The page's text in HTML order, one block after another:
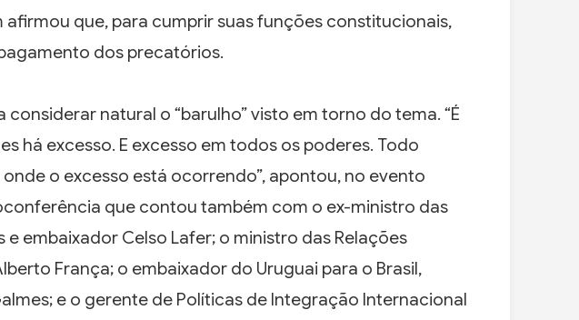
afirmou que, para cumprir suas funções constitucionais,
dos precatórios.
considerar natural o “barulho” visto em torno do tema. “É
há excesso. E excesso em todos os poderes. Todo
o excesso está ocorrendo”, apontou, no evento
que contou também com o ex-ministro das
e embaixador Celso Lafer; o ministro das Relações
França; o embaixador do Uruguai para o Brasil,
e o gerente de Políticas de Integração Internacional